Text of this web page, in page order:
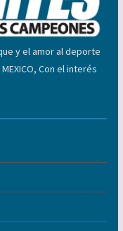
y el amor al deporte
Con el interés